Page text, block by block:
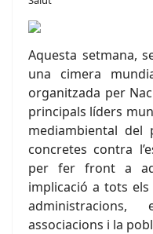
Aquesta setmana,
una cimera
organitzada per
principals líders
mediambiental del
concretes contra
per fer front a
implicació a tots
administracions,
associacions i la